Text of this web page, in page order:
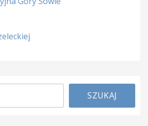
SZUKAJ